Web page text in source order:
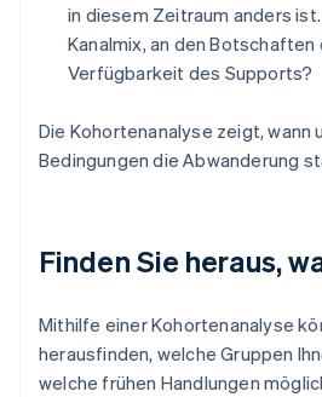
in diesem Zeitraum anders
Kanalmix, an den Botschaften
Verfügbarkeit des Supports?
Die Kohortenanalyse zeigt, wann
Bedingungen die Abwanderung
Finden Sie heraus,
Mithilfe einer Kohortenanalyse
herausfinden, welche Gruppen
welche frühen Handlungen